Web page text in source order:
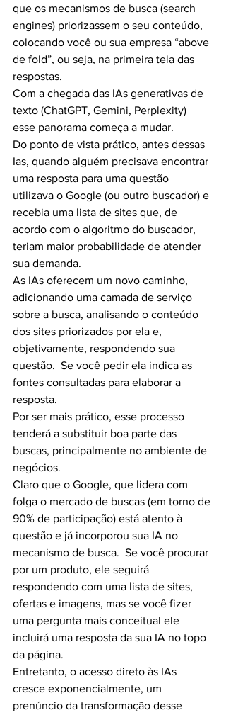
que os mecanismos de busca (search
engines) priorizassem o seu conteúdo,
colocando você ou sua empresa “above
de fold”, ou seja, na primeira tela das
respostas.
Com a chegada das IAs generativas de
texto (ChatGPT, Gemini, Perplexity)
esse panorama começa a mudar.
Do ponto de vista prático, antes dessas
Ias, quando alguém precisava encontrar
uma resposta para uma questão
utilizava o Google (ou outro buscador) e
recebia uma lista de sites que, de
acordo com o algoritmo do buscador,
teriam maior probabilidade de atender
sua demanda.
As IAs oferecem um novo caminho,
adicionando uma camada de serviço
sobre a busca, analisando o conteúdo
dos sites priorizados por ela e,
objetivamente, respondendo sua
questão.  Se você pedir ela indica as
fontes consultadas para elaborar a
resposta.
Por ser mais prático, esse processo
tenderá a substituir boa parte das
buscas, principalmente no ambiente de
negócios.
Claro que o Google, que lidera com
folga o mercado de buscas (em torno de
90% de participação) está atento à
questão e já incorporou sua IA no
mecanismo de busca.  Se você procurar
por um produto, ele seguirá
respondendo com uma lista de sites,
ofertas e imagens, mas se você fizer
uma pergunta mais conceitual ele
incluirá uma resposta da sua IA no topo
da página.
Entretanto, o acesso direto às IAs
cresce exponencialmente, um
prenúncio da transformação desse